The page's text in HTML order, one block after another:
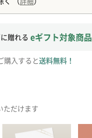
贈れる eギフト対象商品
購入すると送料無料！
ただけます